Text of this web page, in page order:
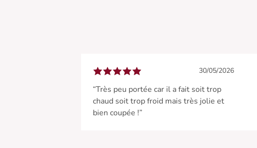
30/05/2026
“Très peu portée car il a fait soit trop
chaud soit trop froid mais très jolie et
bien coupée !”